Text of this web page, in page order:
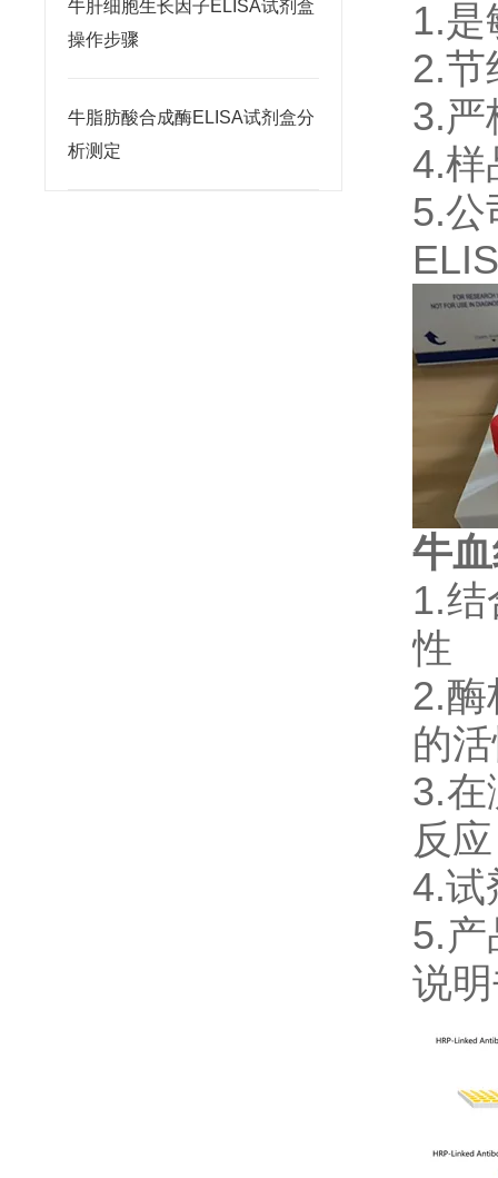
牛肝细胞生长因子ELISA试剂盒
操作步骤
牛脂肪酸合成酶ELISA试剂盒分
析测定
1.是
2.节
3.严
4.样
5.公
牛
1.
性
2.酶
的
3.在
反应
4.
5.产
说